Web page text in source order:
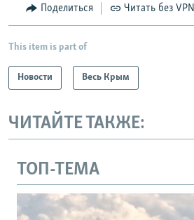
Поделиться Читать без VPN
This item is part of
Новости Весь Крым
ЧИТАЙТЕ ТАКЖЕ:
ТОП-ТЕМА